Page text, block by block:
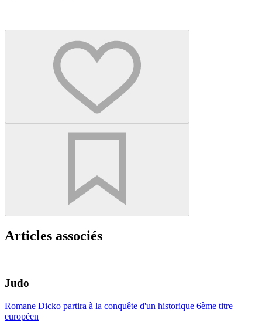
Articles associés
Judo
Romane Dicko partira à la conquête d'un historique 6ème titre
européen